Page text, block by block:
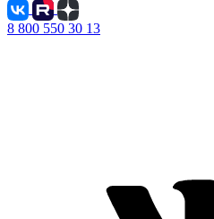
8 800 550 30 13